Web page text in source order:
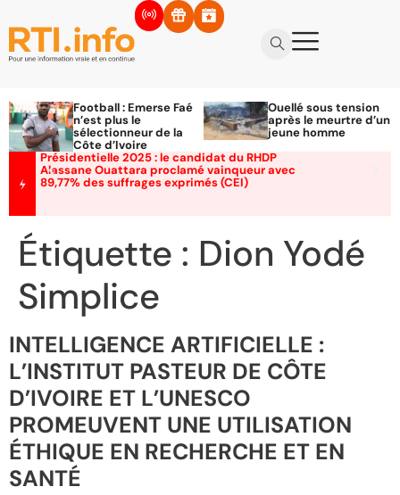
Football : Emerse Faé
n’est plus le
sélectionneur de la
Côte d’Ivoire
Ouellé sous tension
après le meurtre d’un
jeune homme
Présidentielle 2025 : le candidat du RHDP
Alassane Ouattara proclamé vainqueur avec
89,77% des suffrages exprimés (CEI)
Étiquette : Dion Yodé
Simplice
INTELLIGENCE ARTIFICIELLE :
L’INSTITUT PASTEUR DE CÔTE
D’IVOIRE ET L’UNESCO
PROMEUVENT UNE UTILISATION
ÉTHIQUE EN RECHERCHE ET EN
SANTÉ